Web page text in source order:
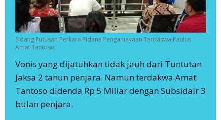
Sidang Putusan Perkara Pidana Penganiayaan Terdakwa Paulus
Amat Tantoso
Vonis yang dijatuhkan tidak jauh dari Tuntutan
Jaksa 2 tahun penjara. Namun terdakwa Amat
Tantoso didenda Rp 5 Miliar dengan Subsidair 3
bulan penjara.